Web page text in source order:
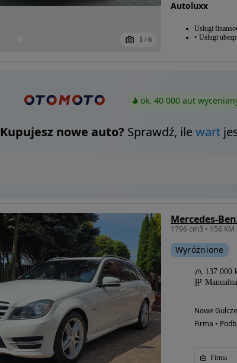
1 / 6
Autoluxx
Usługi
Usługi
ok. 40 000 aut
Kupujesz nowe auto? Sprawdź, ilewart
Wyróżnione
137 000
Manualna
Nowe
Firma •
Firma